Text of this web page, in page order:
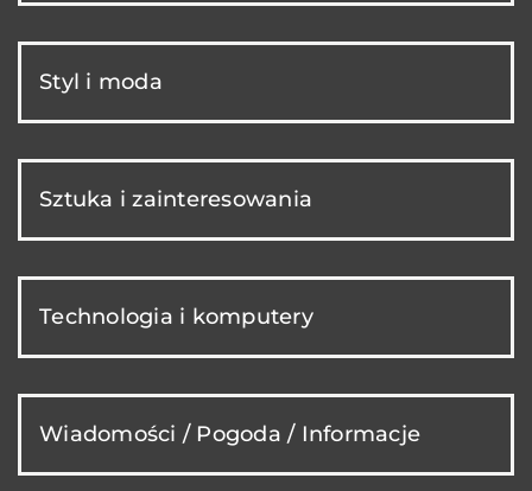
Styl i moda
Sztuka i zainteresowania
Technologia i komputery
Wiadomości / Pogoda / Informacje